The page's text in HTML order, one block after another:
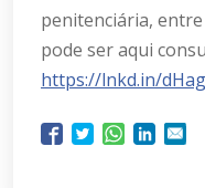
penitenciária,
pode ser aqui
https://lnkd.in/